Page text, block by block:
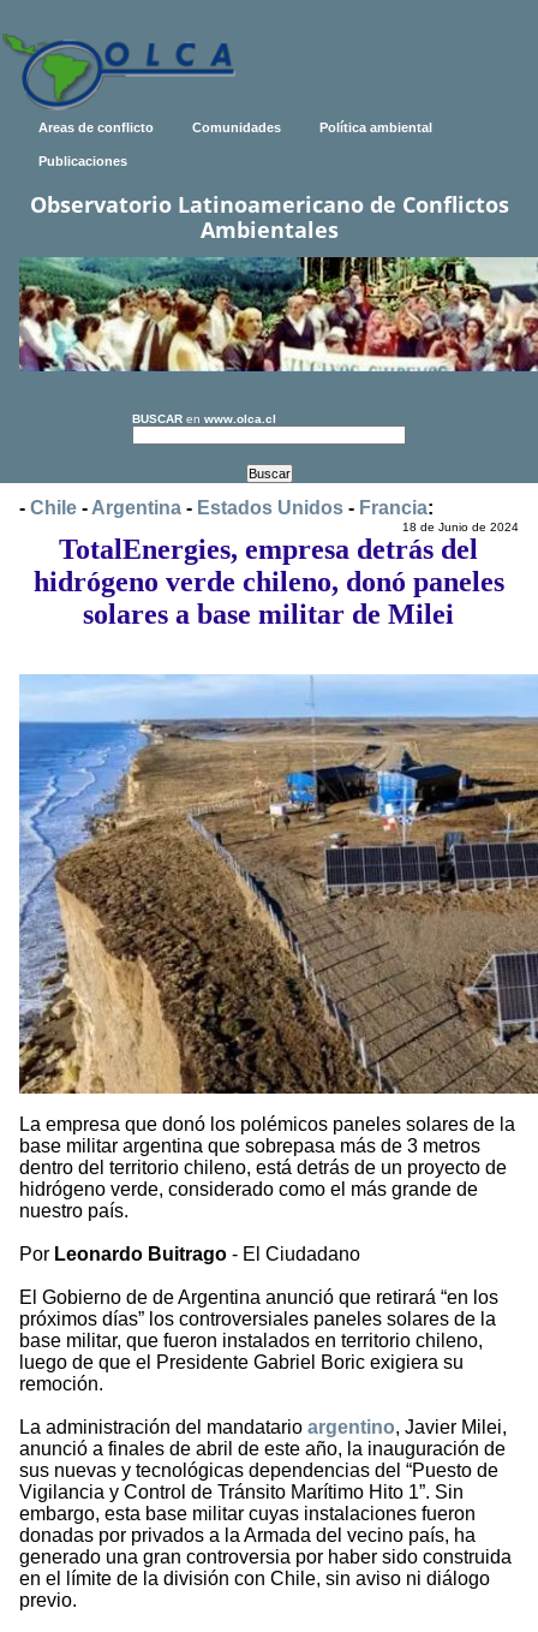
Areas de conflicto Comunidades Política ambiental
Publicaciones
Observatorio Latinoamericano de Conflictos
Ambientales
BUSCAR en www.olca.cl
- Chile - Argentina - Estados Unidos - Francia:
18 de Junio de 2024
TotalEnergies, empresa detrás del
hidrógeno verde chileno, donó paneles
solares a base militar de Milei
La empresa que donó los polémicos paneles solares de la
base militar argentina que sobrepasa más de 3 metros
dentro del territorio chileno, está detrás de un proyecto de
hidrógeno verde, considerado como el más grande de
nuestro país.
Por Leonardo Buitrago - El Ciudadano
El Gobierno de de Argentina anunció que retirará “en los
próximos días” los controversiales paneles solares de la
base militar, que fueron instalados en territorio chileno,
luego de que el Presidente Gabriel Boric exigiera su
remoción.
La administración del mandatario argentino, Javier Milei,
anunció a finales de abril de este año, la inauguración de
sus nuevas y tecnológicas dependencias del “Puesto de
Vigilancia y Control de Tránsito Marítimo Hito 1”. Sin
embargo, esta base militar cuyas instalaciones fueron
donadas por privados a la Armada del vecino país, ha
generado una gran controversia por haber sido construida
en el límite de la división con Chile, sin aviso ni diálogo
previo.